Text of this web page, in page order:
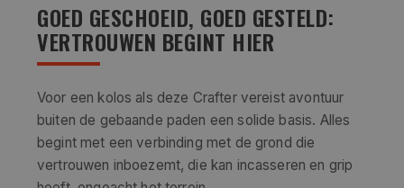
GOED GESCHOEID, GOED GESTELD:
VERTROUWEN BEGINT HIER
Voor een kolos als deze Crafter vereist avontuur
buiten de gebaande paden een solide basis. Alles
begint met een verbinding met de grond die
vertrouwen inboezemt, die kan incasseren en grip